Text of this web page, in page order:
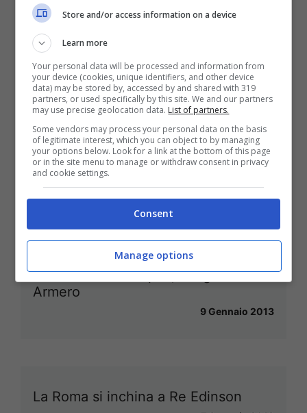
Serie A, Fiorentina-Napoli: le
probabili formazioni
19 Gennaio 2013
Il Napoli c’è!
14 Gennaio 2013
Calciomercato Napoli, è il giorno di
Armero
9 Gennaio 2013
La Roma si inchina a Re Edinson
Store and/or access information on a device
Learn more
Your personal data will be processed and information from
your device (cookies, unique identifiers, and other device
data) may be stored by, accessed by and shared with 319
partners, or used specifically by this site. We and our partners
may use precise geolocation data. List of partners.
Some vendors may process your personal data on the basis
of legitimate interest, which you can object to by managing
your options below. Look for a link at the bottom of this page
or in the site menu to manage or withdraw consent in privacy
and cookie settings.
Consent
Manage options